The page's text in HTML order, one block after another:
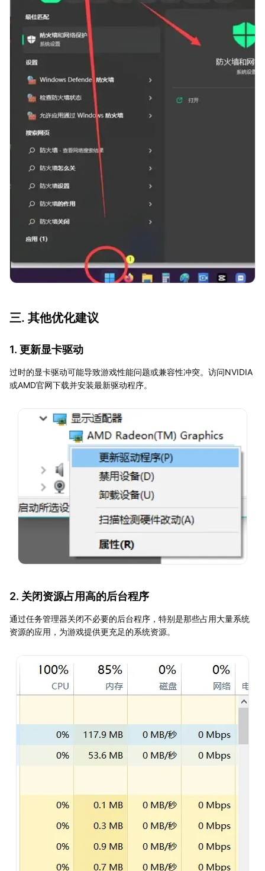
三. 其他优化建议
1. 更新显卡驱动
过时的显卡驱动可能导致游戏性能问题或兼容性冲突。访问NVIDIA
或AMD官网下载并安装最新驱动程序。
2. 关闭资源占用高的后台程序
通过任务管理器关闭不必要的后台程序，特别是那些占用大量系统
资源的应用，为游戏提供更充足的系统资源。